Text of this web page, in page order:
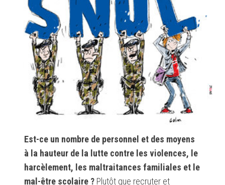
Est-ce un nombre de personnel et des moyens
à la hauteur de la lutte contre les violences, le
harcèlement, les maltraitances familiales et le
mal-être scolaire ? Plutôt que recruter et